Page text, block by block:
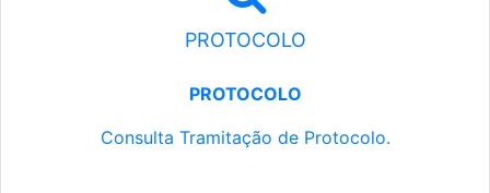
PROTOCOLO
PROTOCOLO
Consulta Tramitação de Protocolo.